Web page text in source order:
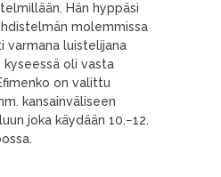
Hän hyppäsi
molemmissa
varmana luistelijana
oli vasta
on valittu
kansainväliseen
joka käydään 10.−12.